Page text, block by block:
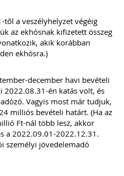
TAGJAINKNAK INGYENESEN
LETÖLTHETŐ A HONLAPON!
Ár: 6900
Tagoknak: Ingyenesen
MEGRENDELEM
Még több szakmai kiadvány »
a veszélyhelyzet végéig
az ekhósnak kifizetett összeg
akik korábban
ekhósra.)
december havi bevételi
2022.08.31-én katás volt, és
Vagyis most már tudjuk,
milliós bevételi határt. (Ha az
Ft-nál több lesz, akkor
a 2022.09.01-2022.12.31.
személyi jövedelemadó